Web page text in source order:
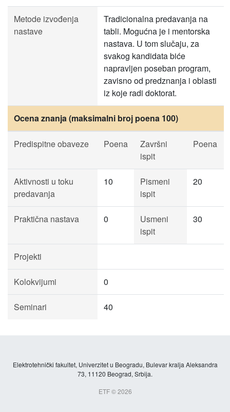
Metode izvođenja
nastave
Tradicionalna predavanja na
tabli. Mogućna je i mentorska
nastava. U tom slučaju, za
svakog kandidata biće
napravljen poseban program,
zavisno od predznanja i oblasti
iz koje radi doktorat.
Ocena znanja (maksimalni broj poena 100)
Predispitne obaveze Poena
Završni
ispit
Poena
Aktivnosti u toku
predavanja
10
Pismeni
ispit
20
Praktična nastava 0
Usmeni
ispit
30
Projekti
Kolokvijumi 0
Seminari 40
Elektrotehnički fakultet, Univerzitet u Beogradu, Bulevar kralja Aleksandra
73, 11120 Beograd, Srbija.
ETF © 2026